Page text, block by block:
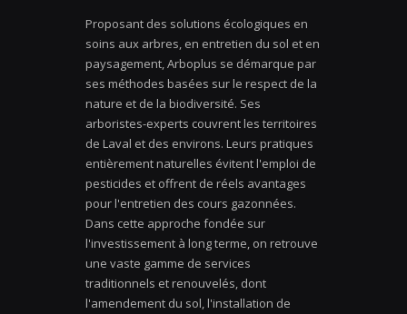
Proposant des solutions écologiques en
soins aux arbres, en entretien du sol et en
paysagement, Arboplus se démarque par
ses méthodes basées sur le respect de la
nature et de la biodiversité. Ses
arboristes-experts couvrent les territoires
de Laval et des environs. Leurs pratiques
entièrement naturelles évitent l'emploi de
pesticides et offrent de réels avantages
pour l'entretien des cours gazonnées.
Dans cette approche fondée sur
l'investissement à long terme, on retrouve
une vaste gamme de services
traditionnels et renouvelés, dont
l'amendement du sol, l'installation de